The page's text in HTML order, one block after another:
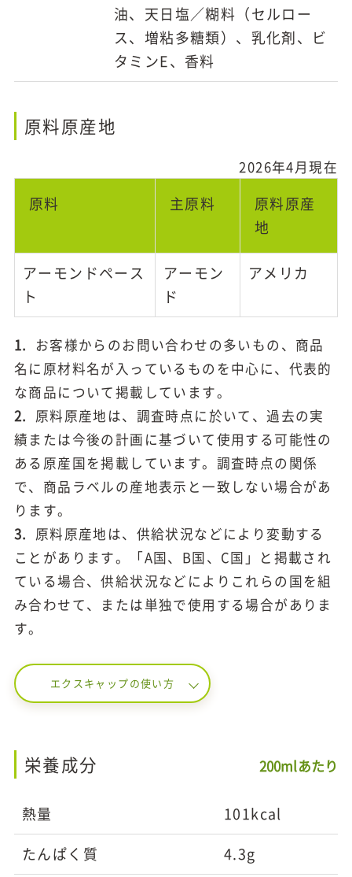
油、天日塩／糊料（セルロー
ス、増粘多糖類）、乳化剤、ビ
タミンE、香料
原料原産地
2026年4月現在
原料 主原料
原料原産
地
アーモンドペース
ト
アーモン
ド
アメリカ
1.
お客様からのお問い合わせの多いもの、商品
名に原材料名が入っているものを中心に、代表的
な商品について掲載しています。
2. 原料原産地は、調査時点に於いて、過去の実
績または今後の計画に基づいて使用する可能性の
ある原産国を掲載しています。調査時点の関係
で、商品ラベルの産地表示と一致しない場合があ
ります。
3. 原料原産地は、供給状況などにより変動する
ことがあります。「A国、B国、C国」と掲載され
ている場合、供給状況などによりこれらの国を組
み合わせて、または単独で使用する場合がありま
す。
エクスキャップの使い方
栄養成分 200mlあたり
熱量
101kcal
たんぱく質
4.3g